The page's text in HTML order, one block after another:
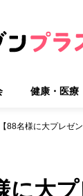
健康・医療
に大